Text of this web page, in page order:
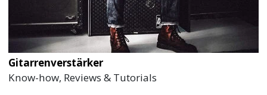
Gitarrenverstärker
Know-how, Reviews & Tutorials